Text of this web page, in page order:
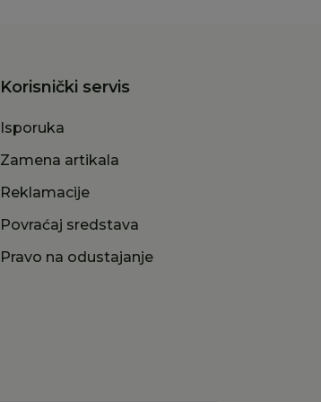
Korisnički servis
Isporuka
Zamena artikala
Reklamacije
Povraćaj sredstava
Pravo na odustajanje